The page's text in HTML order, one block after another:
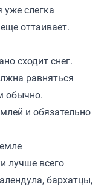
уже слегка
оттаивает.
сходит снег.
равняться
обычно.
и обязательно
лучше всего
бархатцы,